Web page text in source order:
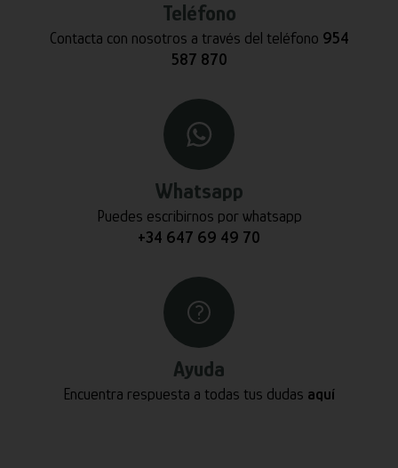
Teléfono
Contacta con nosotros a través del teléfono 954
587 870
Whatsapp
Puedes escribirnos por whatsapp
+34 647 69 49 70
Ayuda
Encuentra respuesta a todas tus dudas aquí